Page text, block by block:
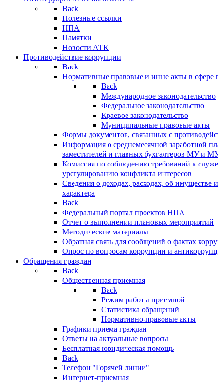
Back
Полезные ссылки
НПА
Памятки
Новости АТК
Противодействие коррупции
Back
Нормативные правовые и иные акты в сфере
Back
Международное законодательство
Федеральное законодательство
Краевое законодательство
Муниципальные правовые акты
Формы документов, связанных с
Информация о среднемесячной заработной
заместителей и главных бухгалтеров МУ и
Комиссия по соблюдению требований к
урегулированию конфликта интересов
Сведения о доходах, расходах, об имуществе
характера
Back
Федеральный портал проектов НПА
Отчет о выполнении плановых мероприятий
Методические материалы
Обратная связь для сообщений о фактах
Опрос по вопросам коррупции и
Обращения граждан
Back
Общественная приемная
Back
Режим работы приемной
Статистика обращений
Нормативно-правовые акты
Графики приема граждан
Ответы на актуальные вопросы
Бесплатная юридическая помощь
Back
Телефон "Горячей линии"
Интернет-приемная